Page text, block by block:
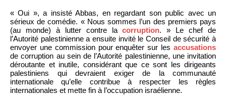
« Oui », a insisté Abbas, en regardant son public avec un
sérieux de comédie. « Nous sommes l’un des premiers pays
(au monde) à lutter contre lacorruption. » Le chef de
l’Autorité palestinienne a ensuite invité le Conseil de sécurité à
envoyer une commission pour enquêter sur les accusations
de corruption au sein de l’Autorité palestinienne, une invitation
déroutante et inutile, considérant que ce sont les dirigeants
palestiniens qui devraient exiger de la communauté
internationale qu’elle contribue à respecter les règles
internationales et mette fin à l’occupation israélienne.